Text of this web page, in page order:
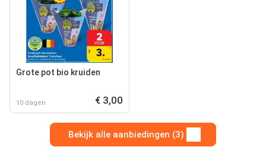
Grote pot bio kruiden
10 dagen € 3,00
Bekijk alle aanbiedingen (3)